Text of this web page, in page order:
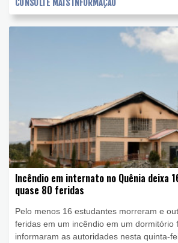
pelo governo do ultradireitista José Antonio
CONSULTE MAIS INFORMAÇÃO
Incêndio em internato no Quênia deixa
quase 80 feridas
Pelo menos 16 estudantes morreram e
feridas em um incêndio em um dormitório
informaram as autoridades nesta quinta-